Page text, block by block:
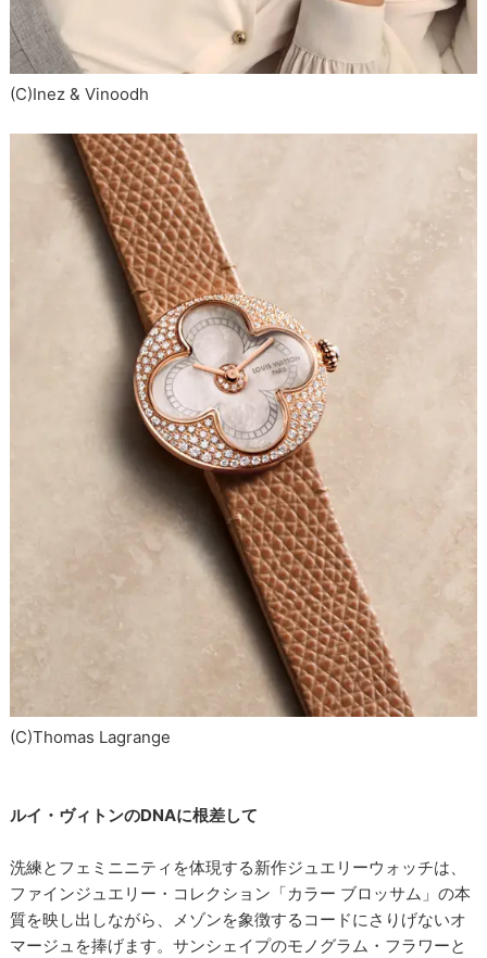
(C)Inez & Vinoodh
(C)Thomas Lagrange
ルイ・ヴィトンのDNAに根差して
洗練とフェミニニティを体現する新作ジュエリーウォッチは、
ファインジュエリー・コレクション「カラー ブロッサム」の本
質を映し出しながら、メゾンを象徴するコードにさりげないオ
マージュを捧げます。サンシェイプのモノグラム・フラワーと